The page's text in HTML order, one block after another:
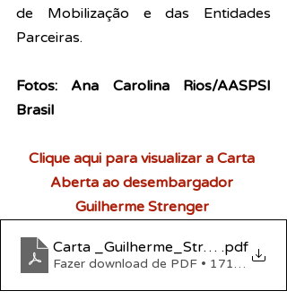
de Mobilização e das Entidades
Parceiras.
Fotos: Ana Carolina Rios/AASPSI
Brasil
Clique aqui para visualizar a Carta
Aberta ao desembargador
Guilherme Strenger
Carta _Guilherme_Strenger
.pdf
Fazer download de PDF • 171KB